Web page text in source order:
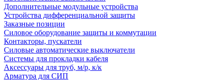
Дополнительные модульные устройства
Устройства дифференциальной защиты
Заказные позиции
Силовое оборудование защиты и коммутации
Контакторы, пускатели
Силовые автоматические выключатели
Системы для прокладки кабеля
Аксессуары для труб, м/р, к/к
Арматура для СИП